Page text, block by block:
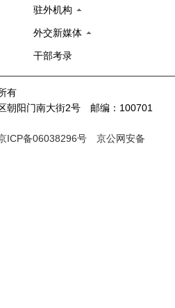
驻外机构
外交新媒体
干部考录
有
朝阳门南大街2号 邮编：100701
ICP备06038296号
京公网安备